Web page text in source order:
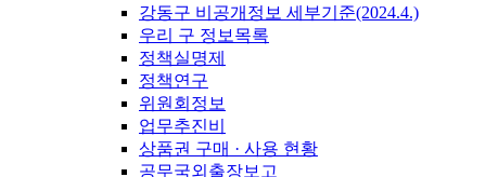
강동구 비공개정보 세부기준(2024.4.)
우리 구 정보목록
정책실명제
정책연구
위원회정보
업무추진비
상품권 구매 · 사용 현황
공무국외출장보고